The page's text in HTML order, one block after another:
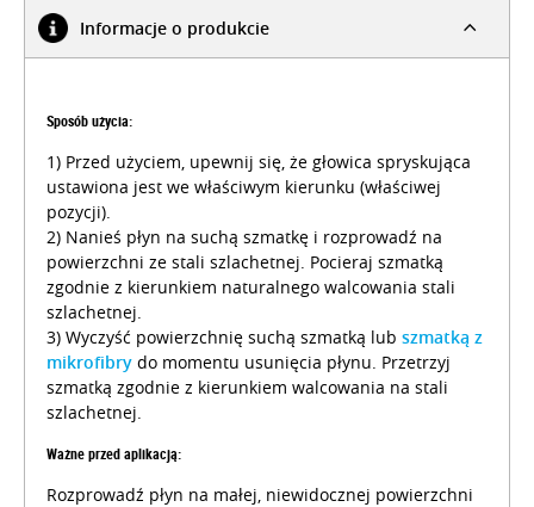
Informacje o produkcie
Sposób użycia:
1) Przed użyciem, upewnij się, że głowica spryskująca
ustawiona jest we właściwym kierunku (właściwej
pozycji).
2) Nanieś płyn na suchą szmatkę i rozprowadź na
powierzchni ze stali szlachetnej. Pocieraj szmatką
zgodnie z kierunkiem naturalnego walcowania stali
szlachetnej.
3) Wyczyść powierzchnię suchą szmatką lub szmatką z
mikrofibry do momentu usunięcia płynu. Przetrzyj
szmatką zgodnie z kierunkiem walcowania na stali
szlachetnej.
Ważne przed aplikacją:
Rozprowadź płyn na małej, niewidocznej powierzchni